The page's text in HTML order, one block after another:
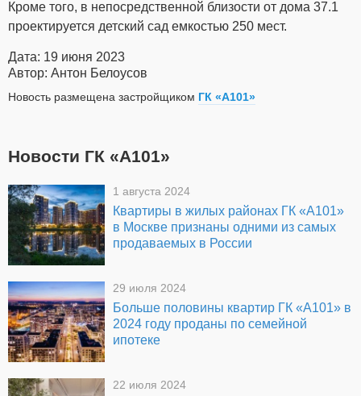
Кроме того, в непосредственной близости от дома 37.1
проектируется детский сад емкостью 250 мест.
Дата: 19 июня 2023
Автор: Антон Белоусов
Новость размещена застройщиком ГК «А101»
Новости ГК «А101»
1 августа 2024
Квартиры в жилых районах ГК «А101»
в Москве признаны одними из самых
продаваемых в России
29 июля 2024
Больше половины квартир ГК «А101» в
2024 году проданы по семейной
ипотеке
22 июля 2024